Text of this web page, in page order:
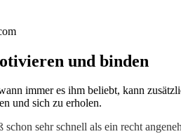
und binden
immer es ihm beliebt, kann
und sich zu erholen.
sehr schnell als ein recht